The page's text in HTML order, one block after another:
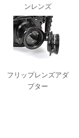
ンレンズ
フリップレンズアダ
プター